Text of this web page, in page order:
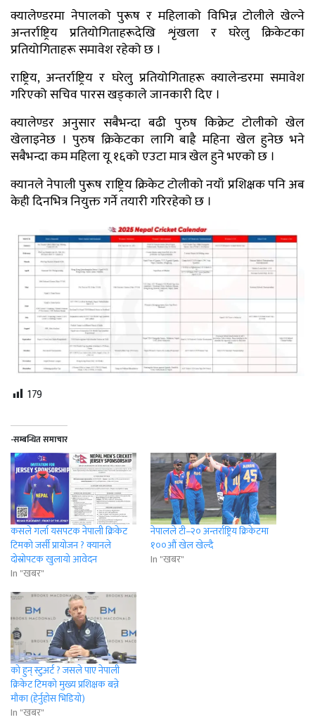
क्यालेण्डरमा नेपालको पुरूष र महिलाको विभिन्न टोलीले खेल्ने
अन्तर्राष्ट्रिय प्रतियोगिताहरूदेखि शृंखला र घरेलु क्रिकेटका
प्रतियोगिताहरू समावेश रहेको छ ।
राष्ट्रिय, अन्तर्राष्ट्रिय र घरेलु प्रतियोगिताहरू क्यालेन्डरमा समावेश
गरिएको सचिव पारस खड्काले जानकारी दिए ।
क्यालेण्डर अनुसार सबैभन्दा बढी पुरुष किक्रेट टोलीको खेल
खेलाइनेछ । पुरुष क्रिकेटका लागि बाह्रै महिना खेल हुनेछ भने
सबैभन्दा कम महिला यू १६को एउटा मात्र खेल हुने भएको छ ।
क्यानले नेपाली पुरूष राष्ट्रिय क्रिकेट टोलीको नयाँ प्रशिक्षक पनि अब
केही दिनभित्र नियुक्त गर्ने तयारी गरिरहेको छ ।
179
-सम्बन्धित समाचार
कसले गर्ला यसपटक नेपाली क्रिकेट
टिमको जर्सी प्रायोजन ? क्यानले
दोस्रोपटक खुलायो आवेदन
In "खबर"
नेपालले टी–२० अन्तर्राष्ट्रिय क्रिकेटमा
१००औं खेल खेल्दै
In "खबर"
को हुन् स्टुअर्ट ? जसले पाए नेपाली
क्रिकेट टिमको मुख्य प्रशिक्षक बन्ने
मौका (हेर्नुहोस भिडियो)
In "खबर"